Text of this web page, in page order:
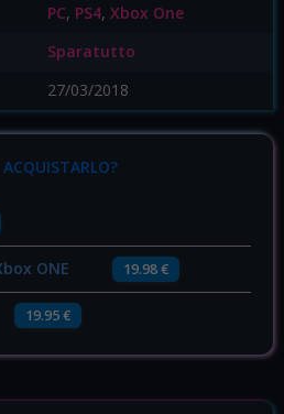
PC, PS4, Xbox One
Sparatutto
27/03/2018
ONE 19.98 €
19.95 €